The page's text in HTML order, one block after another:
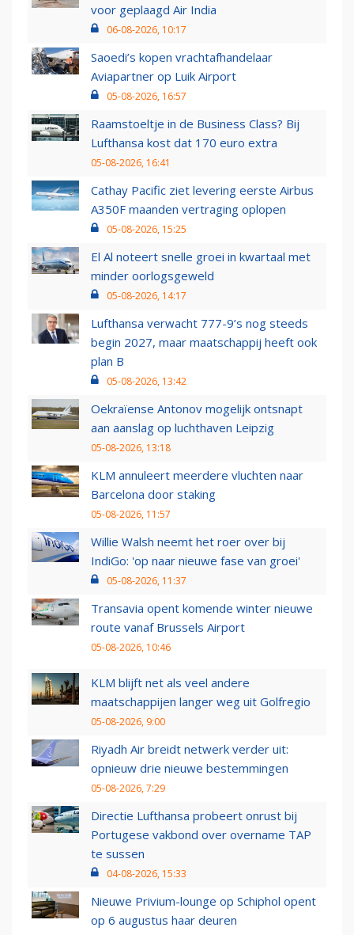
voor geplaagd Air India
06-08-2026, 10:17
Saoedi’s kopen vrachtafhandelaar
Aviapartner op Luik Airport
05-08-2026, 16:57
Raamstoeltje in de Business Class? Bij
Lufthansa kost dat 170 euro extra
05-08-2026, 16:41
Cathay Pacific ziet levering eerste Airbus
A350F maanden vertraging oplopen
05-08-2026, 15:25
El Al noteert snelle groei in kwartaal met
minder oorlogsgeweld
05-08-2026, 14:17
Lufthansa verwacht 777-9’s nog steeds
begin 2027, maar maatschappij heeft ook
plan B
05-08-2026, 13:42
Oekraïense Antonov mogelijk ontsnapt
aan aanslag op luchthaven Leipzig
05-08-2026, 13:18
KLM annuleert meerdere vluchten naar
Barcelona door staking
05-08-2026, 11:57
Willie Walsh neemt het roer over bij
IndiGo: 'op naar nieuwe fase van groei'
05-08-2026, 11:37
Transavia opent komende winter nieuwe
route vanaf Brussels Airport
05-08-2026, 10:46
KLM blijft net als veel andere
maatschappijen langer weg uit Golfregio
05-08-2026, 9:00
Riyadh Air breidt netwerk verder uit:
opnieuw drie nieuwe bestemmingen
05-08-2026, 7:29
Directie Lufthansa probeert onrust bij
Portugese vakbond over overname TAP
te sussen
04-08-2026, 15:33
Nieuwe Privium-lounge op Schiphol opent
op 6 augustus haar deuren